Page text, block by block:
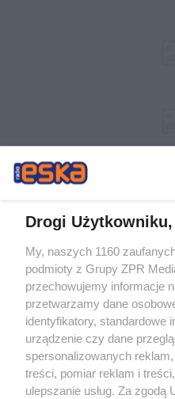
Żaden utwór zamieszczony w
rozpowszechniany lub dalej
tym także elektroniczny lub
eksploatacji w jakiejkolwiek formie,
bez pisemnej zgody właściciela
wykorzystanie utworów w całości
bez właściwej zgody, jest
prawnie.
Drogi Użytkowniku,
My, naszych 1160
podmioty z Grupy ZPR
przechowujemy informacje
przetwarzamy dane
identyfikatory, standardowe
urządzenie czy dane
spersonalizowanych
treści, pomiar reklam i
ulepszanie usług. Za